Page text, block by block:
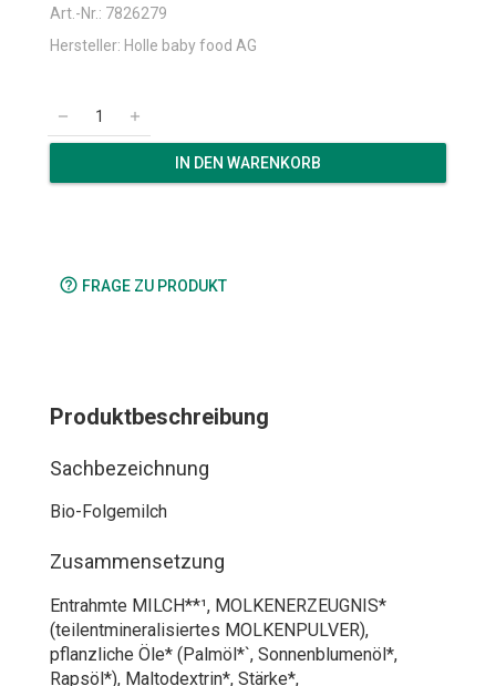
Art.-Nr.: 7826279
Hersteller: Holle baby food AG
remove add
IN DEN WARENKORB
help_outline FRAGE ZU PRODUKT
Produktbeschreibung
Sachbezeichnung
Bio-Folgemilch
Zusammensetzung
Entrahmte MILCH**¹, MOLKENERZEUGNIS*
(teilentmineralisiertes MOLKENPULVER),
pflanzliche Öle* (Palmöl*`, Sonnenblumenöl*,
Rapsöl*), Maltodextrin*, Stärke*,